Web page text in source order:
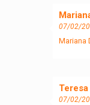
07/02/
Mariana
07/02/